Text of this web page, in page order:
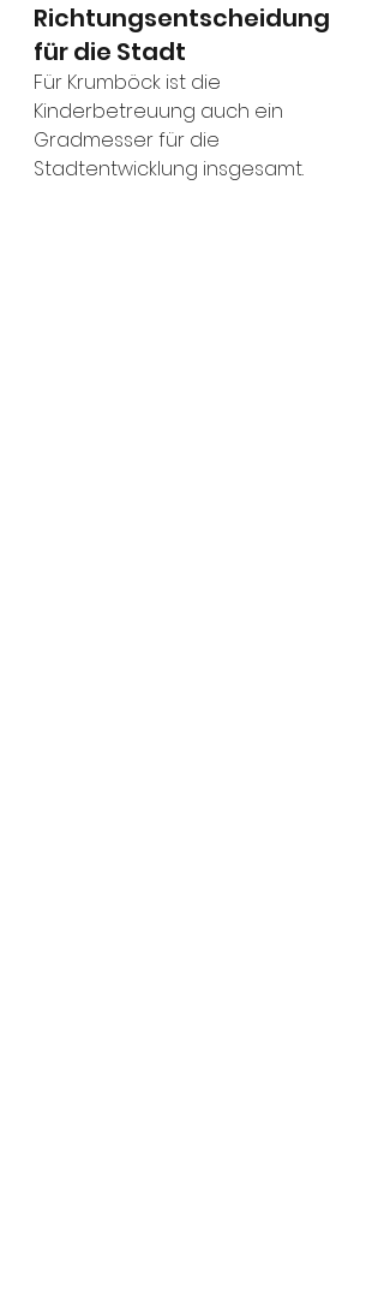
Richtungsentscheidung
für die Stadt
Für Krumböck ist die
Kinderbetreuung auch ein
Gradmesser für die
Stadtentwicklung insgesamt.